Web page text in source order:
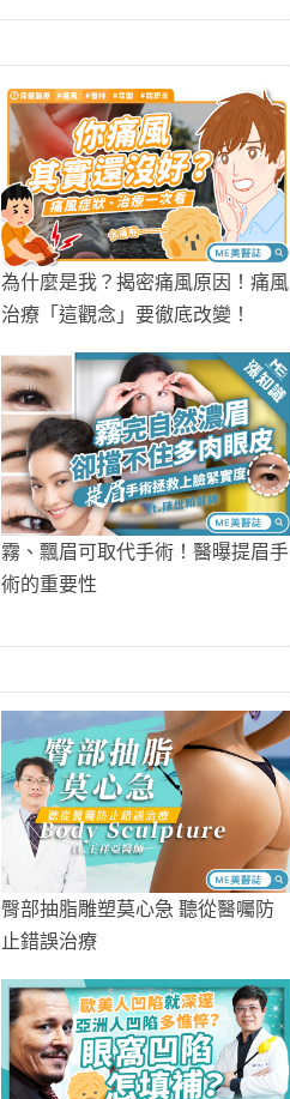
為什麼是我？揭密痛風原因！痛風
治療「這觀念」要徹底改變！
霧、飄眉可取代手術！醫曝提眉手
術的重要性
臀部抽脂雕塑莫心急 聽從醫囑防
止錯誤治療